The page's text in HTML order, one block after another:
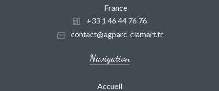
France
+33 1 46 44 76 76
contact@agparc-clamart.fr
Navigation
Accueil